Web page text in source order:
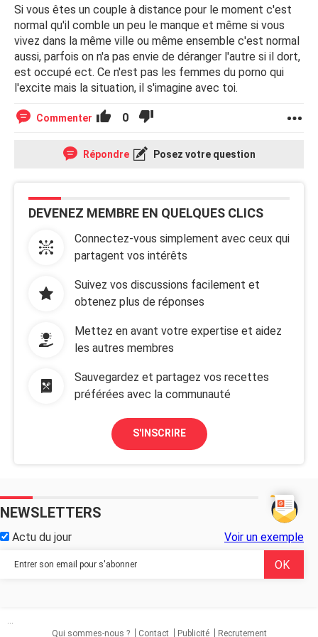
Je serais vraiment reconnaissante de lire vos expériences
et vos conseils. Merci infiniment pour votre bienveillance.
Si vous êtes un couple à distance pour le moment c'est
normal qu'il comble un peu le manque et même si vous
vivez dans la même ville ou même ensemble c'est normal
aussi, parfois on n'a pas envie de déranger l'autre si il dort,
est occupé ect. Ce n'est pas les femmes du porno qui
l'excite mais la situation, il s'imagine avec toi.
Commenter 0
Répondre Posez votre question
DEVENEZ MEMBRE EN QUELQUES CLICS
Connectez-vous simplement avec ceux qui
partagent vos intérêts
Suivez vos discussions facilement et
obtenez plus de réponses
Mettez en avant votre expertise et aidez
les autres membres
Sauvegardez et partagez vos recettes
préférées avec la communauté
S'INSCRIRE
NEWSLETTERS
Actu du jour Voir un exemple
...
Qui sommes-nous ?
Contact Publicité Recrutement